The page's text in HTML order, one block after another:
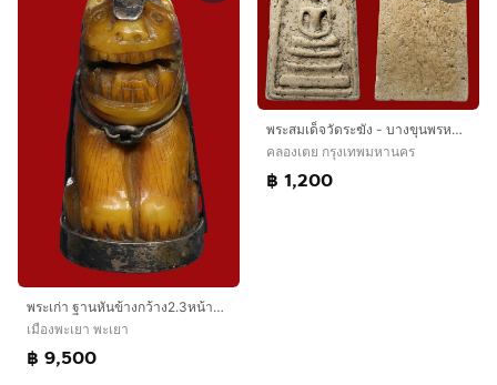
พระเก่า ฐานหันข้างกว้าง2.3หน้าตรงกว้าง1.7สูง3.5ซม BB 589
เมืองพะเยา พะเยา
฿ 9,500
พระสมเด็จวัดระฆัง - บางขุนพรหม AA112
คลองเตย กรุงเทพมหานคร
฿ 1,200